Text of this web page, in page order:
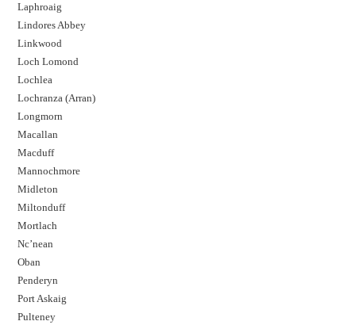
Laphroaig
Lindores Abbey
Linkwood
Loch Lomond
Lochlea
Lochranza (Arran)
Longmorn
Macallan
Macduff
Mannochmore
Midleton
Miltonduff
Mortlach
Nc’nean
Oban
Penderyn
Port Askaig
Pulteney